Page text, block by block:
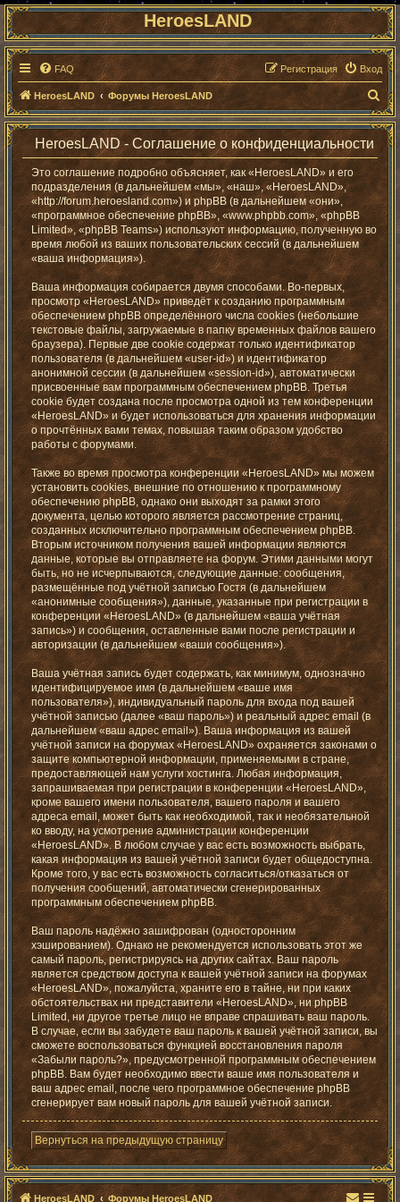
HeroesLAND
FAQ Вход
Регистрация
HeroesLAND Форумы HeroesLAND
П
о
и
к
HeroesLAND - Соглашение о конфиденциальности
Это соглашение подробно объясняет, как «HeroesLAND» и его
подразделения (в дальнейшем «мы», «наш», «HeroesLAND»,
«http://forum.heroesland.com») и phpBB (в дальнейшем «они»,
«программное обеспечение phpBB», «www.phpbb.com», «phpBB
Limited», «phpBB Teams») используют информацию, полученную во
время любой из ваших пользовательских сессий (в дальнейшем
«ваша информация»).
Ваша информация собирается двумя способами. Во-первых,
просмотр «HeroesLAND» приведёт к созданию программным
обеспечением phpBB определённого числа cookies (небольшие
текстовые файлы, загружаемые в папку временных файлов вашего
браузера). Первые две cookie содержат только идентификатор
пользователя (в дальнейшем «user-id») и идентификатор
анонимной сессии (в дальнейшем «session-id»), автоматически
присвоенные вам программным обеспечением phpBB. Третья
cookie будет создана после просмотра одной из тем конференции
«HeroesLAND» и будет использоваться для хранения информации
о прочтённых вами темах, повышая таким образом удобство
работы с форумами.
Также во время просмотра конференции «HeroesLAND» мы можем
установить cookies, внешние по отношению к программному
обеспечению phpBB, однако они выходят за рамки этого
документа, целью которого является рассмотрение страниц,
созданных исключительно программным обеспечением phpBB.
Вторым источником получения вашей информации являются
данные, которые вы отправляете на форум. Этими данными могут
быть, но не исчерпываются, следующие данные: сообщения,
размещённые под учётной записью Гостя (в дальнейшем
«анонимные сообщения»), данные, указанные при регистрации в
конференции «HeroesLAND» (в дальнейшем «ваша учётная
запись») и сообщения, оставленные вами после регистрации и
авторизации (в дальнейшем «ваши сообщения»).
Ваша учётная запись будет содержать, как минимум, однозначно
идентифицируемое имя (в дальнейшем «ваше имя
пользователя»), индивидуальный пароль для входа под вашей
учётной записью (далее «ваш пароль») и реальный адрес email (в
дальнейшем «ваш адрес email»). Ваша информация из вашей
учётной записи на форумах «HeroesLAND» охраняется законами о
защите компьютерной информации, применяемыми в стране,
предоставляющей нам услуги хостинга. Любая информация,
запрашиваемая при регистрации в конференции «HeroesLAND»,
кроме вашего имени пользователя, вашего пароля и вашего
адреса email, может быть как необходимой, так и необязательной
ко вводу, на усмотрение администрации конференции
«HeroesLAND». В любом случае у вас есть возможность выбрать,
какая информация из вашей учётной записи будет общедоступна.
Кроме того, у вас есть возможность согласиться/отказаться от
получения сообщений, автоматически сгенерированных
программным обеспечением phpBB.
Ваш пароль надёжно зашифрован (односторонним
хэшированием). Однако не рекомендуется использовать этот же
самый пароль, регистрируясь на других сайтах. Ваш пароль
является средством доступа к вашей учётной записи на форумах
«HeroesLAND», пожалуйста, храните его в тайне, ни при каких
обстоятельствах ни представители «HeroesLAND», ни phpBB
Limited, ни другое третье лицо не вправе спрашивать ваш пароль.
В случае, если вы забудете ваш пароль к вашей учётной записи, вы
сможете воспользоваться функцией восстановления пароля
«Забыли пароль?», предусмотренной программным обеспечением
phpBB. Вам будет необходимо ввести ваше имя пользователя и
ваш адрес email, после чего программное обеспечение phpBB
сгенерирует вам новый пароль для вашей учётной записи.
Вернуться на предыдущую страницу
HeroesLAND Форумы HeroesLAND